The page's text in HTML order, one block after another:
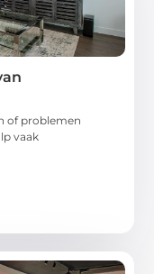
of problemen
vaak